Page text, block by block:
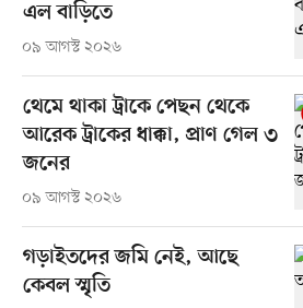
এল বাড়িতে
০৯ আগস্ট ২০২৬
থেমে থাকা ট্রাকে পেছন থেকে
আরেক ট্রাকের ধাক্কা, প্রাণ গেল ৩
জনের
০৯ আগস্ট ২০২৬
গড়াইতদের জমি নেই, আছে
কেবল স্মৃতি